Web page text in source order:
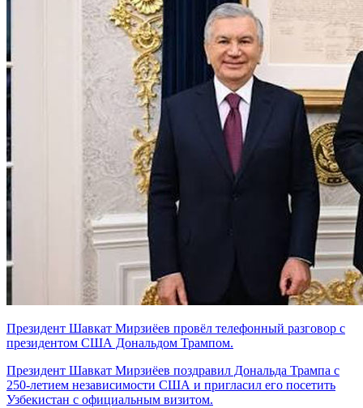
Президент Шавкат Мирзиёев провёл телефонный разговор с
президентом США Дональдом Трампом.
Президент Шавкат Мирзиёев поздравил Дональда Трампа с
250-летием независимости США и пригласил его посетить
Узбекистан с официальным визитом.